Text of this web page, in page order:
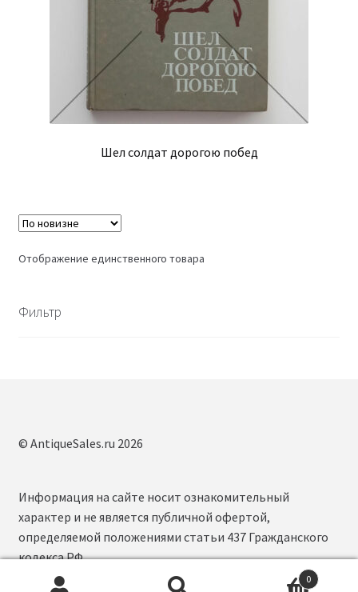
Шел солдат дорогою побед
Отображение единственного товара
Фильтр
© AntiqueSales.ru 2026
0
Информация на сайте носит ознакомительный
характер и не является публичной офертой,
определяемой положениями статьи 437 Гражданского
кодекса РФ.